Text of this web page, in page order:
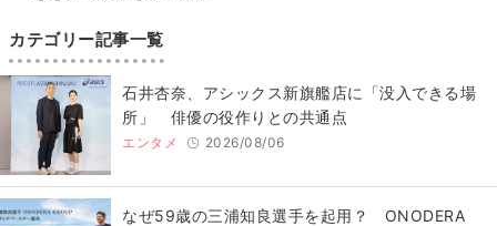
カテゴリー記事一覧
石井杏奈、アシックス新旗艦店に「没入できる場
所」 俳優の役作りとの共通点
エンタメ 2026/08/06
なぜ59歳の三浦知良選手を起用？ ONODERA